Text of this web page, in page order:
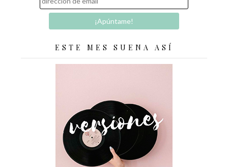
ESTE MES SUENA ASÍ